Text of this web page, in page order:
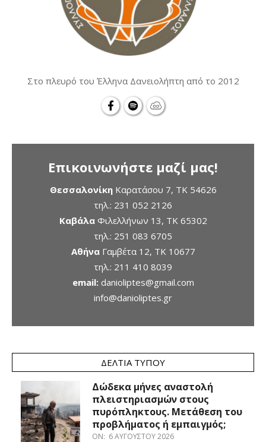
Στο πλευρό του Έλληνα Δανειολήπτη από το 2012
Επικοινωνήστε μαζί μας!
ΘεσσαλονίκηΚαρατάσου 7, TK 54626
τηλ.: 231 052 2126
ΚαβάλαΦιλελλήνων 13, ΤΚ 65302
τηλ.: 251 083 6705
ΑθήναΓαμβέτα 12, ΤΚ 10677
τηλ.: 211 410 8039
email: danioliptes@gmail.com
info@danioliptes.gr
ΔΕΛΤΊΑ ΤΎΠΟΥ
Δώδεκα μήνες αναστολή
πλειστηριασμών στους
πυρόπληκτους. Μετάθεση του
προβλήματος ή εμπαιγμός;
ON: 6 ΑΥΓΟΎΣΤΟΥ 2026